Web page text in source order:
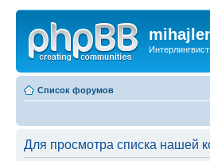
Список форумов
Для просмотра списка нашей